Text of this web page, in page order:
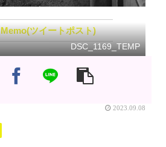
Memo(ツイートポスト)
DSC_1169_TEMP
2023.09.08